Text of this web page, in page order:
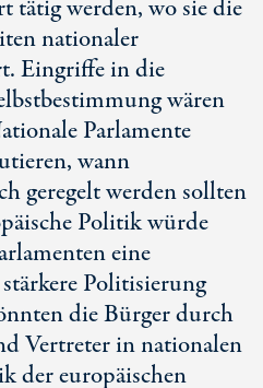
tätig werden, wo sie die
nationaler
Eingriffe in die
wären
Parlamente
wann
geregelt werden sollten
Politik würde
eine
Politisierung
die Bürger durch
Vertreter in nationalen
der europäischen